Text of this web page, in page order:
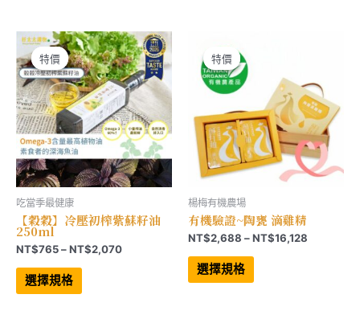
NT$1,830
款
式。
可
在
產
品
頁
面
選
擇
選
項
面
選
擇
選
項
特價
特價
吃當季最健康
【穀穀】冷壓初榨紫蘇籽油
250ml
NT$765–NT$2,070價
選擇規格
此
品
特價
特價
楊梅有機農場
有機驗證~陶甕 滴雞精
NT$2,688 –NT$16,128
選擇規格
此
品